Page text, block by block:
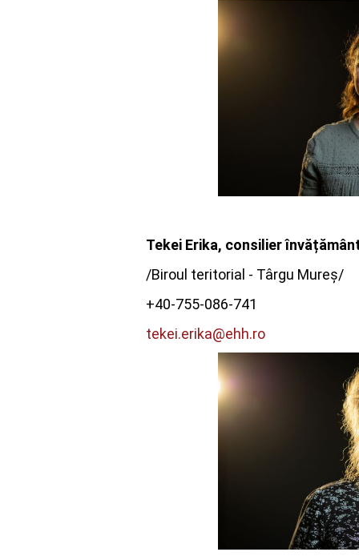
Tekei Erika, consilier
/Biroul teritorial - Târgu Mureș/
+40-755-086-741
tekei.erika@ehh.ro